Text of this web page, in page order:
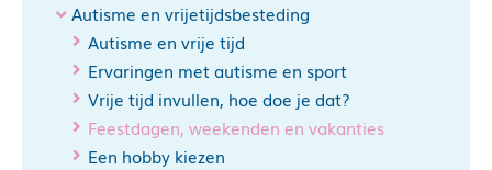
Autisme en vrijetijdsbesteding
Autisme en vrije tijd
Ervaringen met autisme en sport
Vrije tijd invullen, hoe doe je dat?
Feestdagen, weekenden en vakanties
Een hobby kiezen